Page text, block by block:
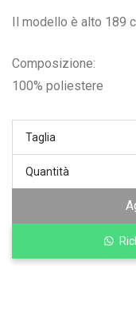
era:
309,00€.
è:
Il modello è alto 189
Composizione:
100% poliestere
Taglia
Quantità